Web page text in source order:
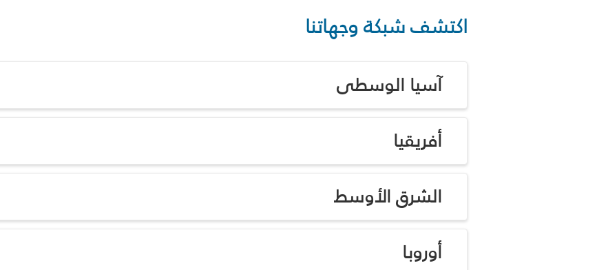
اكتشف شبكة وجهاتنا
آسيا الوسطى
أفريقيا
الشرق الأوسط
أوروبا